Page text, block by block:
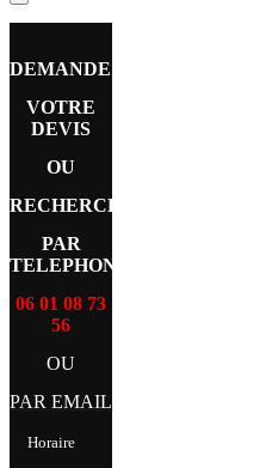
DEMANDEZ
VOTRE
DEVIS
OU
RECHERCHE
PAR
TELEPHONE
06 01 08 73
56
OU
PAR EMAIL
Horaire